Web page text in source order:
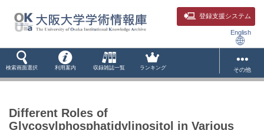
登録支援システム
English
検索画面選択 利用案内 収録雑誌一覧 ランキング その他
Different Roles of
Glycosylphosphatidylinositol in Various